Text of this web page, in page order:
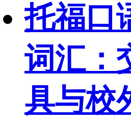
托福口
词汇：
具与校